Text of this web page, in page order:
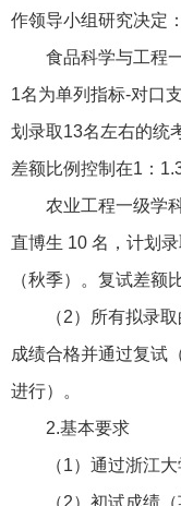
作领导小组研究决定：
食品科学与工程
1名为单列指标-对口
划录取13名左右的统
差额比例控制在1：
农业工程一级学
直博生 10 名，计划
（秋季）。复试差额
（2）所有拟录
成绩合格并通过复试
进行）。
2.基本要求
（1）通过浙江
（2）初试成绩